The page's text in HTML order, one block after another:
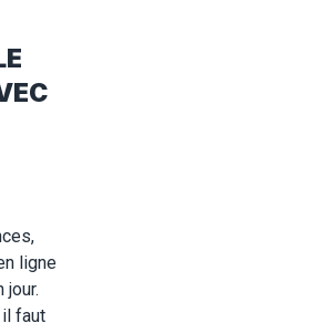
ligne
jour.
il faut